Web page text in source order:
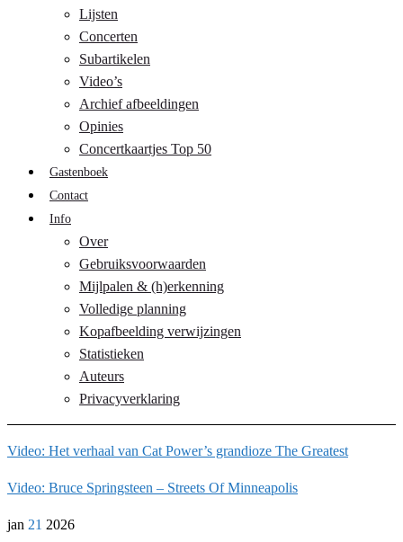
Lijsten
Concerten
Subartikelen
Video’s
Archief afbeeldingen
Opinies
Concertkaartjes Top 50
Gastenboek
Contact
Info
Over
Gebruiksvoorwaarden
Mijlpalen & (h)erkenning
Volledige planning
Kopafbeelding verwijzingen
Statistieken
Auteurs
Privacyverklaring
Video: Het verhaal van Cat Power’s grandioze The Greatest
Video: Bruce Springsteen – Streets Of Minneapolis
jan 21 2026